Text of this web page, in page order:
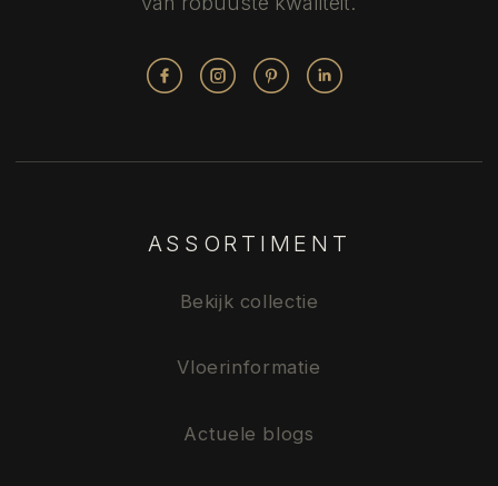
ASSORTIMENT
Bekijk collectie
Vloerinformatie
Actuele blogs